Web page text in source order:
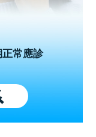
常應診